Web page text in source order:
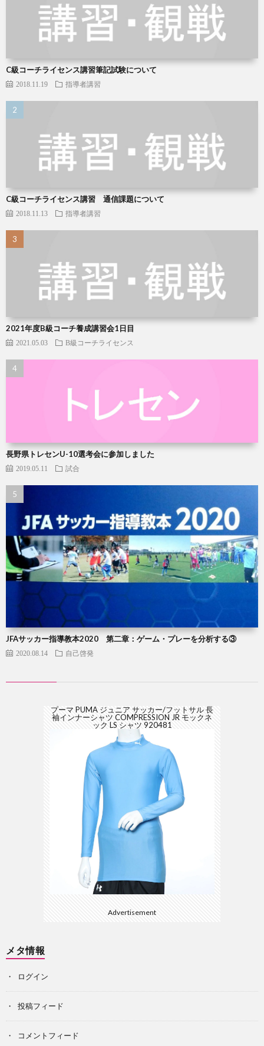
C級コーチライセンス講習筆記試験について
2018.11.19 指導者講習
C級コーチライセンス講習 通信課題について
2018.11.13 指導者講習
2021年度B級コーチ養成講習会1日目
2021.05.03 B級コーチライセンス
長野県トレセンU-10選考会に参加しました
2019.05.11 試合
JFAサッカー指導教本2020 第二章：ゲーム・プレーを分析する③
2020.08.14 自己啓発
プーマ PUMA ジュニア サッカー/フットサル 長
袖インナーシャツ COMPRESSION JR モックネ
ック LS シャツ 920481
Advertisement
メタ情報
ログイン
投稿フィード
コメントフィード